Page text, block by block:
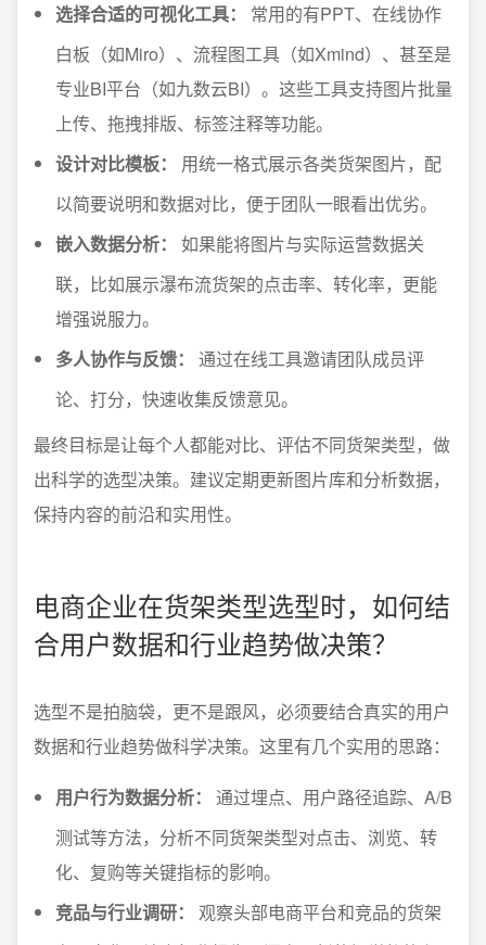
选择合适的可视化工具：
常用的有PPT、在线协作
白板（如Miro）、流程图工具（如Xmind）、甚至是
专业BI平台（如九数云BI）。这些工具支持图片批量
上传、拖拽排版、标签注释等功能。
设计对比模板：
用统一格式展示各类货架图片，配
以简要说明和数据对比，便于团队一眼看出优劣。
嵌入数据分析：
如果能将图片与实际运营数据关
联，比如展示瀑布流货架的点击率、转化率，更能
增强说服力。
多人协作与反馈：
通过在线工具邀请团队成员评
论、打分，快速收集反馈意见。
最终目标是让每个人都能对比、评估不同货架类型，做
出科学的选型决策。建议定期更新图片库和分析数据，
保持内容的前沿和实用性。
电商企业在货架类型选型时，如何结
合用户数据和行业趋势做决策？
选型不是拍脑袋，更不是跟风，必须要结合真实的用户
数据和行业趋势做科学决策。这里有几个实用的思路：
用户行为数据分析：
通过埋点、用户路径追踪、A/B
测试等方法，分析不同货架类型对点击、浏览、转
化、复购等关键指标的影响。
竞品与行业调研：
观察头部电商平台和竞品的货架